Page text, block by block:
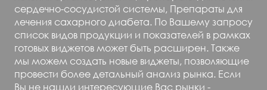
сердечно-сосудистой системы, Препараты для
лечения сахарного диабета. По Вашему запросу
список видов продукции и показателей в рамках
готовых виджетов может быть расширен. Также
мы можем создать новые виджеты, позволяющие
провести более детальный анализ рынка. Если
Вы не нашли интересующие Вас рынки -